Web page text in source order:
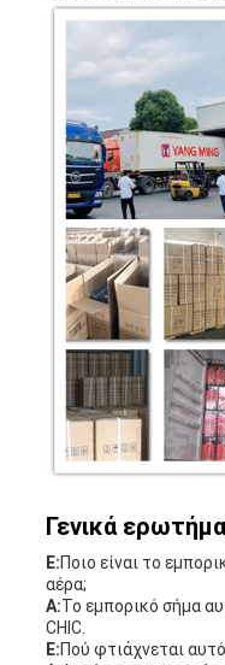
Γενικά
Ε:Ποιο είναι το
αέρα;
Α:Το εμπορικό σήμα
CHIC.
Ε:Πού φτιάχνεται